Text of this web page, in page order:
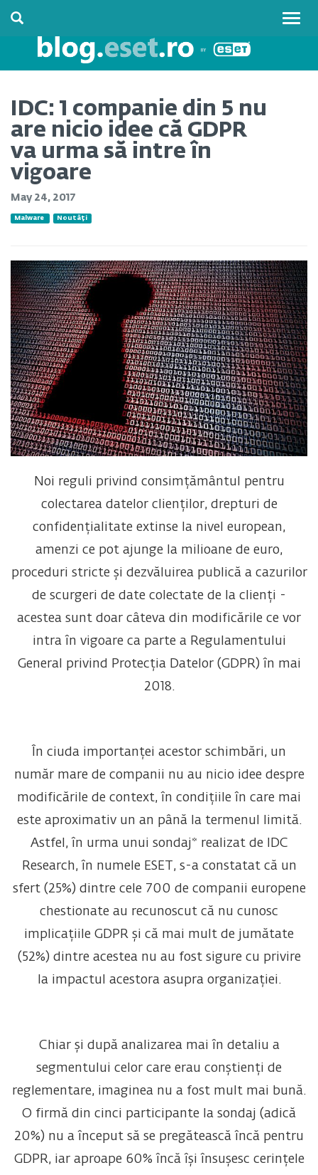
IDC: 1 companie din 5 nu
are nicio idee că GDPR
va urma să intre în
vigoare
May 24, 2017
Malware Noutăți
Noi reguli privind consimțământul pentru
colectarea datelor clienților, drepturi de
confidențialitate extinse la nivel european,
amenzi ce pot ajunge la milioane de euro,
proceduri stricte și dezvăluirea publică a cazurilor
de scurgeri de date colectate de la clienți -
acestea sunt doar câteva din modificările ce vor
intra în vigoare ca parte a Regulamentului
General privind Protecția Datelor (GDPR) în mai
2018.
În ciuda importanței acestor schimbări, un
număr mare de companii nu au nicio idee despre
modificările de context, în condițiile în care mai
este aproximativ un an până la termenul limită.
Astfel, în urma unui sondaj* realizat de IDC
Research, în numele ESET, s-a constatat că un
sfert (25%) dintre cele 700 de companii europene
chestionate au recunoscut că nu cunosc
implicațiile GDPR și că mai mult de jumătate
(52%) dintre acestea nu au fost sigure cu privire
la impactul acestora asupra organizației.
Chiar și după analizarea mai în detaliu a
segmentului celor care erau conștienți de
reglementare, imaginea nu a fost mult mai bună.
O firmă din cinci participante la sondaj (adică
20%) nu a început să se pregătească încă pentru
GDPR, iar aproape 60% încă își însușesc cerințele